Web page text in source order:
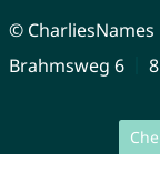
©
Brahmsweg 6